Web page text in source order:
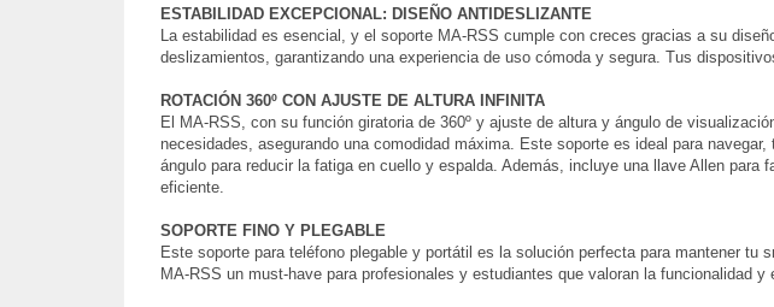
ESTABILIDAD EXCEPCIONAL: DISEÑO ANTIDESLIZANTE
La estabilidad es esencial, y el soporte MA-RSS cumple con creces gracias a su
deslizamientos, garantizando una experiencia de uso cómoda y segura. Tus
ROTACIÓN 360º CON AJUSTE DE ALTURA INFINITA
El MA-RSS, con su función giratoria de 360º y ajuste de altura y ángulo de
necesidades, asegurando una comodidad máxima. Este soporte es ideal para
ángulo para reducir la fatiga en cuello y espalda. Además, incluye una llave Allen
eficiente.
SOPORTE FINO Y PLEGABLE
Este soporte para teléfono plegable y portátil es la solución perfecta para mantener
MA-RSS un must-have para profesionales y estudiantes que valoran la funcionalidad y